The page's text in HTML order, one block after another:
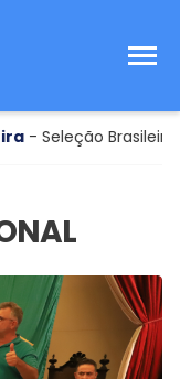
Seleção Brasileira